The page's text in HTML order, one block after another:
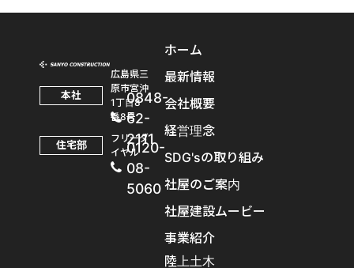
本社
広島県三
原市宮沖
1丁目8
番8号
0848-
62-
2111
住宅部
フリーダ
イヤル0120-
08-
5060
ホーム
最新情報
会社概要
経営理念
SDG'sの取り組み
社屋のご案内
社屋建設ムービー
事業紹介
陸上土木